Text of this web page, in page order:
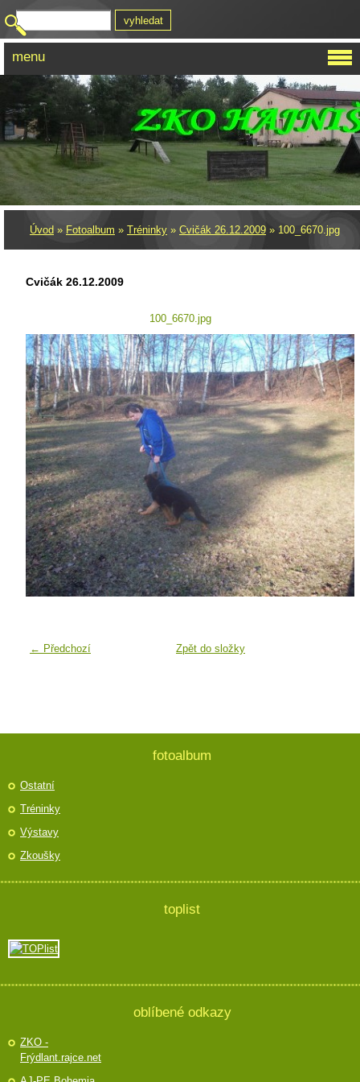
Úvod » Fotoalbum » Tréninky » Cvičák 26.12.2009 » 100_6670.jpg
Cvičák 26.12.2009
100_6670.jpg
← Předchozí Zpět do složky
menu
fotoalbum
Ostatní
Tréninky
Výstavy
Zkoušky
toplist
oblíbené odkazy
ZKO -
Frýdlant.rajce.net